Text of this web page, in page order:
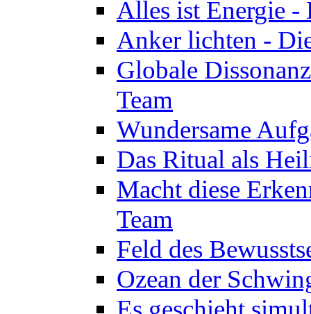
Alles ist Energie -
Anker lichten -
Globale
Team
Wundersame
Das Ritual als
Macht diese
Team
Feld des
Ozean der